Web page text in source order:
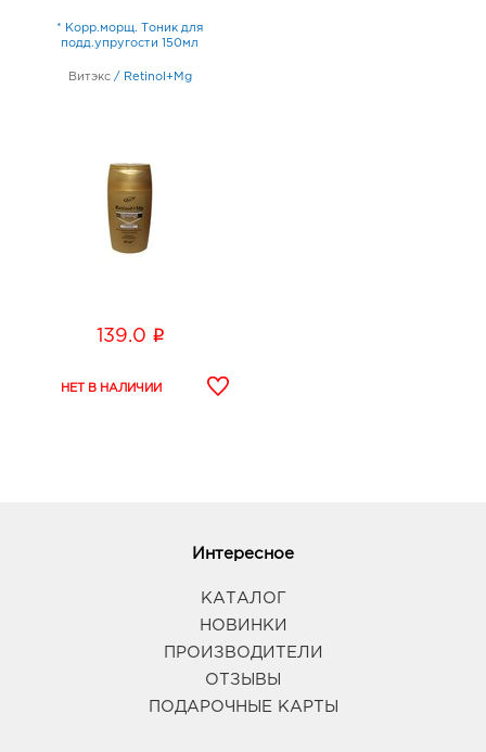
* Корр.морщ. Тоник для
подд.упругости 150мл
Витэкс / Retinol+Mg
139.0 i
Интересное
КАТАЛОГ
НОВИНКИ
ПРОИЗВОДИТЕЛИ
ОТЗЫВЫ
ПОДАРОЧНЫЕ КАРТЫ